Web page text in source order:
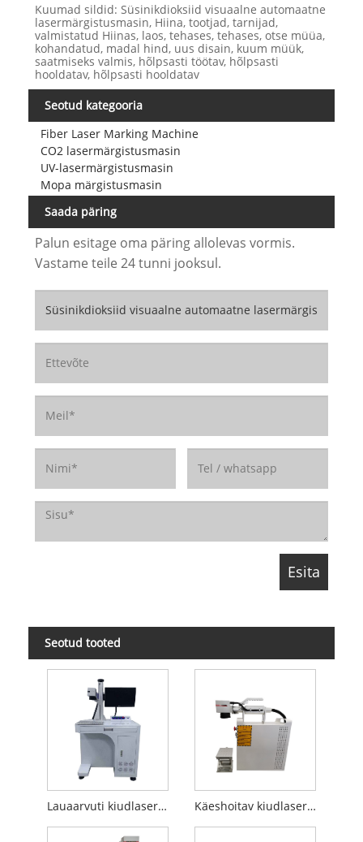
Kuumad sildid: Süsinikdioksiid visuaalne automaatne
lasermärgistusmasin, Hiina, tootjad, tarnijad,
valmistatud Hiinas, laos, tehases, tehases, otse müüa,
kohandatud, madal hind, uus disain, kuum müük,
saatmiseks valmis, hõlpsasti töötav, hõlpsasti
hooldatav, hõlpsasti hooldatav
Seotud kategooria
Fiber Laser Marking Machine
CO2 lasermärgistusmasin
UV-lasermärgistusmasin
Mopa märgistusmasin
Saada päring
Palun esitage oma päring allolevas vormis.
Vastame teile 24 tunni jooksul.
Seotud tooted
Lauaarvuti kiudlaseriga märgistamismasin Käeshoitav kiudlaseriga markeerimismasin